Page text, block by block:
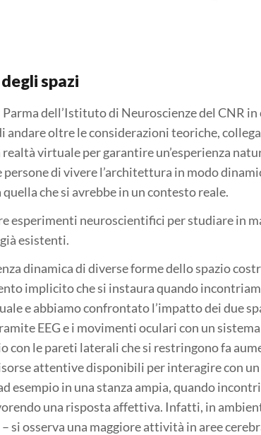
spazi
dell’Istituto di Neuroscienze del CNR
andare oltre le considerazioni teoriche,
virtuale per garantire un’esperienza
di vivere l’architettura in modo
che si avrebbe in un contesto reale.
esperimenti neuroscientifici per studiare in
esistenti.
dinamica di diverse forme dello spazio
implicito che si instaura quando
e abbiamo confrontato l’impatto dei due
EEG e i movimenti oculari con un
con le pareti laterali che si restringono fa
attentive disponibili per interagire con
esempio in una stanza ampia, quando
una risposta affettiva. Infatti, in
si osserva una maggiore attività in aree